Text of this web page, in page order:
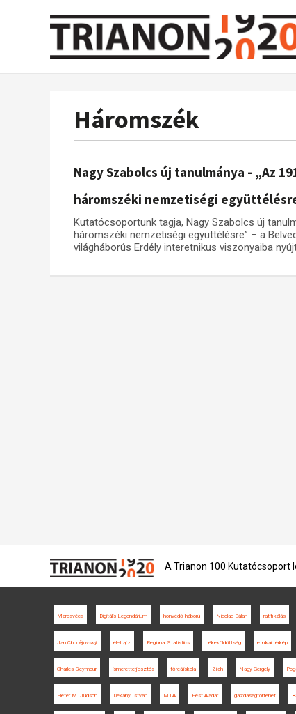
Háromszék
Nagy Szabolcs új tanulmánya - „Az
háromszéki nemzetiségi
Kutatócsoportunk tagja, Nagy Szabolcs új
háromszéki nemzetiségi együttélésre” – a
világháborús Erdély interetnikus viszonyaiba
A Trianon 100 Kutatócsoport
Marosvécs Digitális Legendárium honvédő háború Nicolae Bălan ratifikálás
Jan Chodějovský életrajz Regional Statistics békeküldöttség etnikai térkép
Charles Seymour ismeretterjesztés főreáliskola Zilah Nagy Gergely
Pieter M. Judson Dékány István MTA Fest Aladár gazdaságtörténet